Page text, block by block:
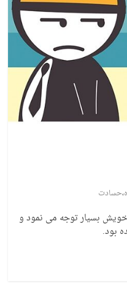
،حسادت
بسیار توجه می نمود و
بود.